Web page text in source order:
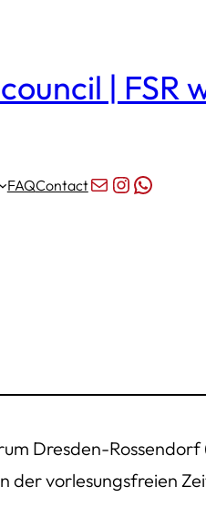
| FSR
FAQContactMailInstagram
Dresden-
der vorlesungsfreien